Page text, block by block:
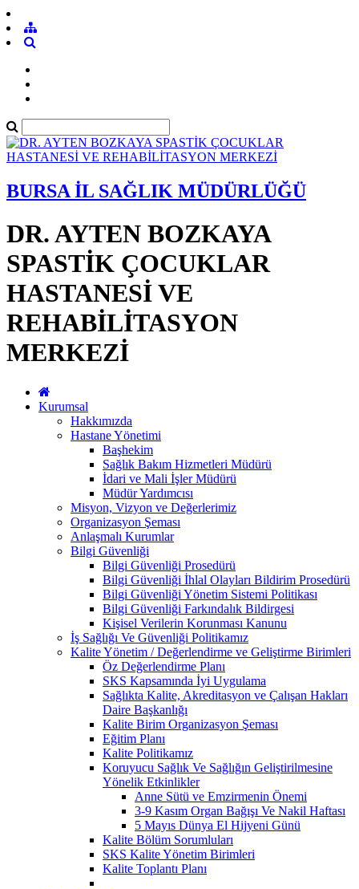
BURSA İL SAĞLIK MÜDÜRLÜĞÜ
DR. AYTEN BOZKAYA
SPASTİK ÇOCUKLAR
HASTANESİ VE
REHABİLİTASYON
MERKEZİ
Kurumsal
Hakkımızda
Hastane Yönetimi
Başhekim
Sağlık Bakım Hizmetleri Müdürü
İdari ve Mali İşler Müdürü
Müdür Yardımcısı
Misyon, Vizyon ve Değerlerimiz
Organizasyon Şeması
Anlaşmalı Kurumlar
Bilgi Güvenliği
Bilgi Güvenliği Prosedürü
Bilgi Güvenliği İhlal Olayları Bildirim Prosedürü
Bilgi Güvenliği Yönetim Sistemi Politikası
Bilgi Güvenliği Farkındalık Bildirgesi
Kişisel Verilerin Korunması Kanunu
İş Sağlığı Ve Güvenliği Politikamız
Kalite Yönetim / Değerlendirme ve Geliştirme Birimleri
Öz Değerlendirme Planı
SKS Kapsamında İyi Uygulama
Sağlıkta Kalite, Akreditasyon ve Çalışan Hakları
Daire Başkanlığı
Kalite Birim Organizasyon Şeması
Eğitim Planı
Kalite Politikamız
Koruyucu Sağlık Ve Sağlığın Geliştirilmesine
Yönelik Etkinlikler
Anne Sütü ve Emzirmenin Önemi
3-9 Kasım Organ Bağışı Ve Nakil Haftası
5 Mayıs Dünya El Hijyeni Günü
Kalite Bölüm Sorumluları
SKS Kalite Yönetim Birimleri
Kalite Toplantı Planı